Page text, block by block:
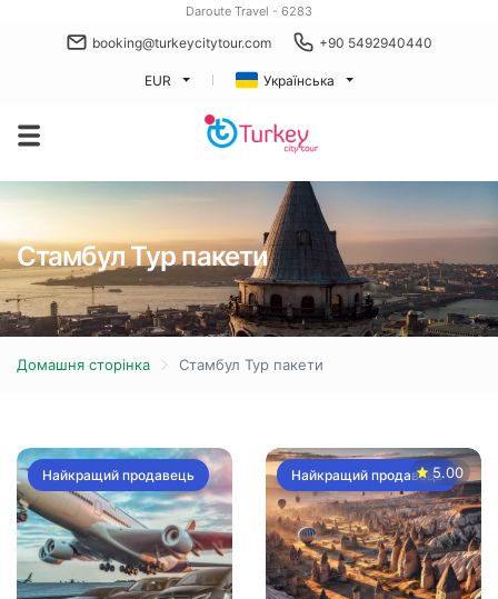
Daroute Travel - 6283
booking@turkeycitytour.com +90 5492940440
EUR Українська
Стамбул Тур пакети
Домашня сторінка Стамбул Тур пакети
Найкращий продавець Найкращий продавець5.00